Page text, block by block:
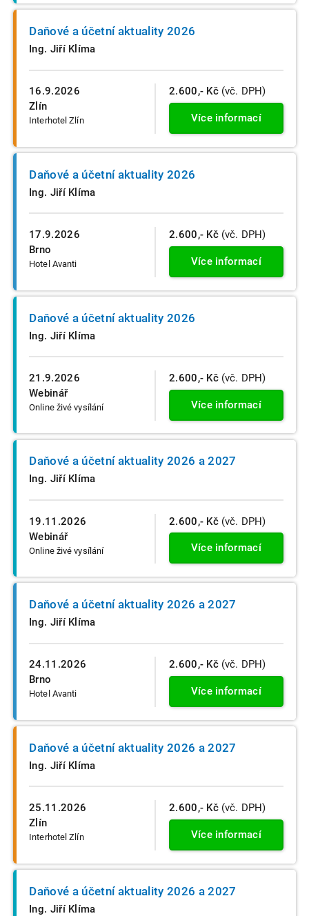
16.9.2026
Zlín
Interhotel Zlín
Daňové a účetní aktuality 2026
Ing. Jiří Klíma
2.600,- Kč (vč. DPH)
Více informací
17.9.2026
Brno
Hotel Avanti
Daňové a účetní aktuality 2026
Ing. Jiří Klíma
2.600,- Kč (vč. DPH)
Více informací
21.9.2026
Webinář
Online živé vysílání
Daňové a účetní aktuality 2026
Ing. Jiří Klíma
2.600,- Kč (vč. DPH)
Více informací
19.11.2026
Webinář
Online živé vysílání
Daňové a účetní aktuality 2026 a 2027
Ing. Jiří Klíma
2.600,- Kč (vč. DPH)
Více informací
24.11.2026
Brno
Hotel Avanti
Daňové a účetní aktuality 2026 a 2027
Ing. Jiří Klíma
2.600,- Kč (vč. DPH)
Více informací
25.11.2026
Zlín
Interhotel Zlín
Daňové a účetní aktuality 2026 a 2027
Ing. Jiří Klíma
2.600,- Kč (vč. DPH)
Více informací
Daňové a účetní aktuality 2026 a 2027
Ing. Jiří Klíma